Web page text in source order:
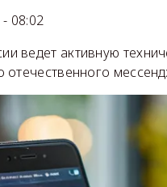
08:02
ведет активную
отечественного